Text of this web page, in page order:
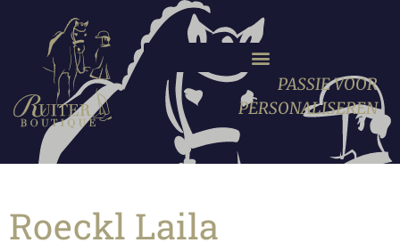
PASSIE VOOR
PERSONALISEREN
Roeckl Laila